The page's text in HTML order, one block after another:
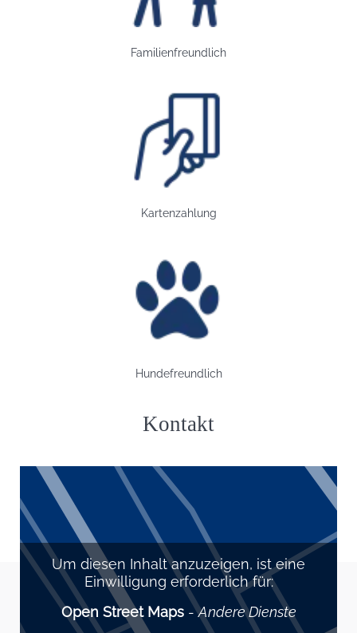
Familienfreundlich
Bild: Kartenzahlung
Kartenzahlung
Bild: Hundefreundlich
Hundefreundlich
Kontakt
Um diesen Inhalt anzuzeigen, ist eine
Einwilligung erforderlich für:
Open Street Maps-Andere Dienste